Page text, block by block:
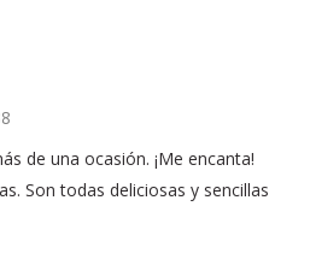
de una ocasión. ¡Me encanta!
Son todas deliciosas y sencillas